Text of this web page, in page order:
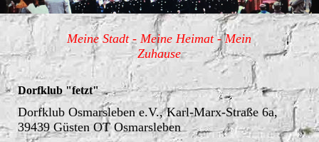
Meine Stadt - Meine Heimat - Mein
Zuhause
Dorfklub "fetzt"
Dorfklub Osmarsleben e.V., Karl-Marx-Straße 6a,
39439 Güsten OT Osmarsleben